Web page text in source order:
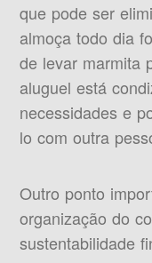
que pode ser
almoça todo dia
de levar marmita
aluguel está
necessidades e
lo com outra
Outro ponto
organização do
sustentabilidade